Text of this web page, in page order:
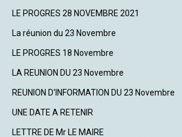
LE PROGRES 28 NOVEMBRE 2021
La réunion du 23 Novembre
LE PROGRES 18 Novembre
LA REUNION DU 23 Novembre
REUNION D'INFORMATION DU 23 Novembre
UNE DATE A RETENIR
LETTRE DE Mr LE MAIRE